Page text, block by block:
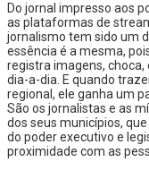
Do jornal impresso aos
as plataformas de
jornalismo tem sido um
essência é a mesma,
registra imagens,
dia-a-dia. E quando
regional, ele ganha um
São os jornalistas e as
dos seus municípios,
do poder executivo e
proximidade com as